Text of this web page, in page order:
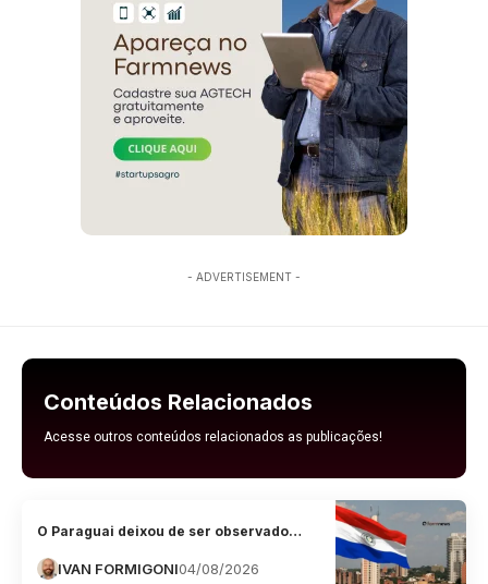
- ADVERTISEMENT -
Conteúdos Relacionados
Acesse outros conteúdos relacionados as publicações!
O Paraguai deixou de ser observado…
IVAN FORMIGONI04/08/2026